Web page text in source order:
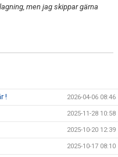
men jag skippar gärna
! 2026-04-06 08:46
2025-11-28 10:58
2025-10-20 12:39
2025-10-17 08:10